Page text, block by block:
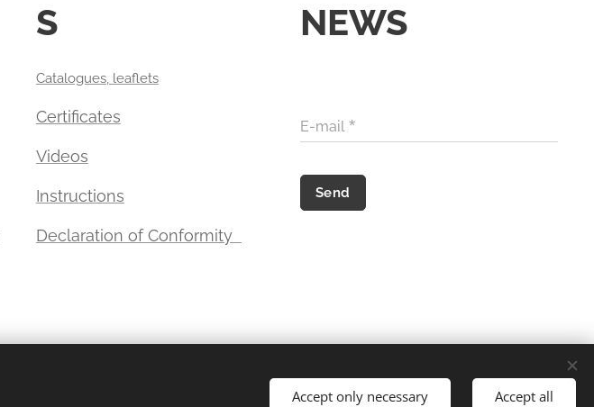
S
Catalogues, leaflets
Certificates
Videos
Instructions
Declaration of Conformity
NEWS
E-mail
Send
Accept only necessary Accept all